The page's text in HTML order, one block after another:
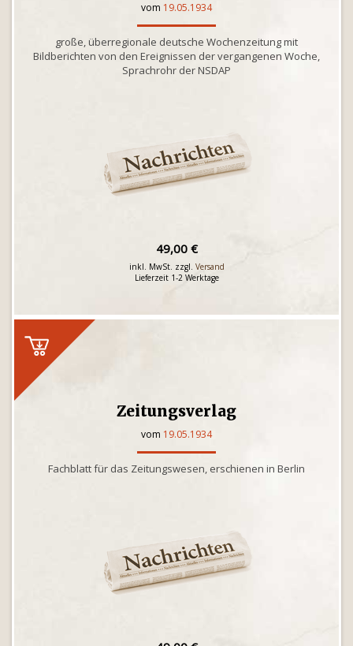
vom 19.05.1934
große, überregionale deutsche Wochenzeitung mit
Bildberichten von den Ereignissen der vergangenen Woche,
Sprachrohr der NSDAP
49,00 €
inkl. MwSt. zzgl. Versand
Lieferzeit 1-2 Werktage
Zeitungsverlag
vom 19.05.1934
Fachblatt für das Zeitungswesen, erschienen in Berlin